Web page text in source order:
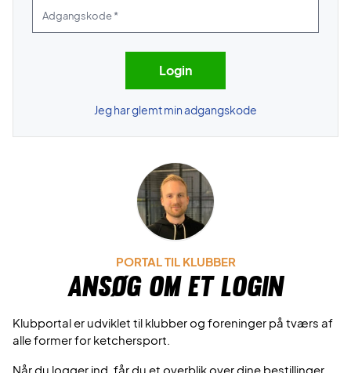
Jeg har glemt min adgangskode
PORTAL TIL KLUBBER
Ansøg om et login
Klubportal er udviklet til klubber og foreninger på tværs af
alle former for ketchersport.
Når du logger ind, får du et overblik over dine bestillinger